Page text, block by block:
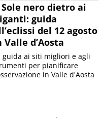
nero dietro ai
guida
del 12 agosto
Valle d’Aosta
guida ai siti migliori e agli
per pianificare
in Valle d'Aosta